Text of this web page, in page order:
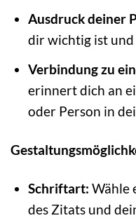
Ausdruck deiner
dir wichtig ist und
Verbindung zu
erinnert dich an
oder Person in
Schriftart: Wähle
des Zitats und